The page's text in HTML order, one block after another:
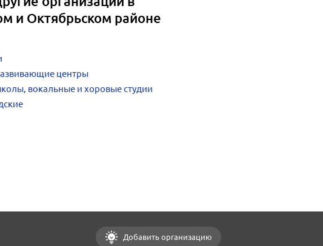
и Октябрьском районе
центры
вокальные и хоровые студии
Добавить организацию